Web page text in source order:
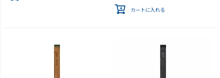
カートに入れる